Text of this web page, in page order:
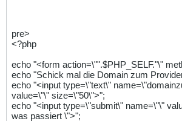
pre>
<?php
echo "<form action=\"".$PHP_SELF."\"
echo "Schick mal die Domain zum
echo "<input type=\"text\"
value=\"\" size=\"50\">";
echo "<input type=\"submit\" name=\"\"
was passiert \">";